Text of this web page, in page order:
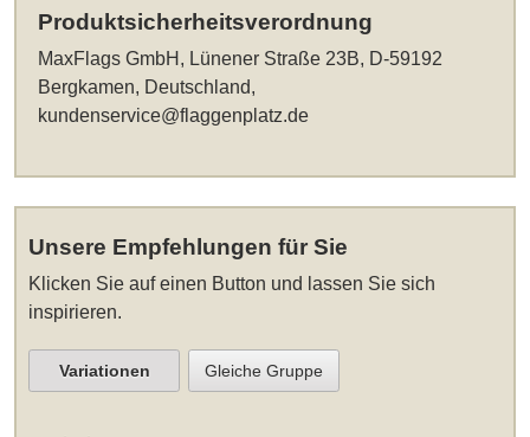
Produktsicherheitsverordnung
MaxFlags GmbH, Lünener Straße 23B, D-59192
Bergkamen, Deutschland,
kundenservice@flaggenplatz.de
Unsere Empfehlungen für Sie
Klicken Sie auf einen Button und lassen Sie sich
inspirieren.
Variationen Gleiche Gruppe